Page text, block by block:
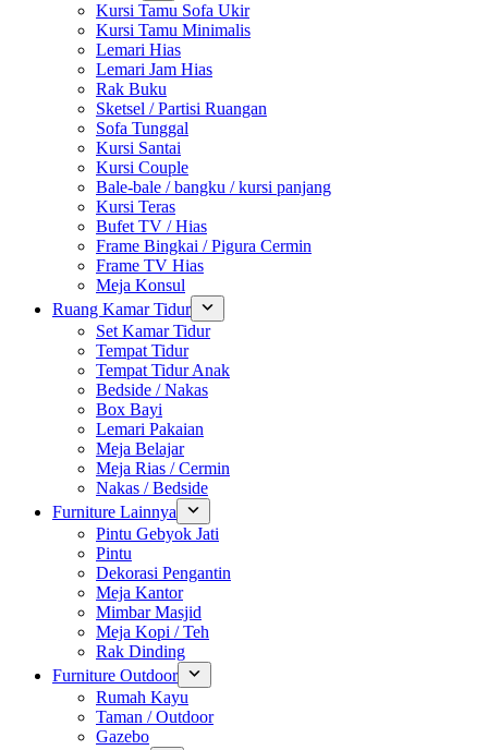
Kursi Tamu Sofa Ukir
Kursi Tamu Minimalis
Lemari Hias
Lemari Jam Hias
Rak Buku
Sketsel / Partisi Ruangan
Sofa Tunggal
Kursi Santai
Kursi Couple
Bale-bale / bangku / kursi panjang
Kursi Teras
Bufet TV / Hias
Frame Bingkai / Pigura Cermin
Frame TV Hias
Meja Konsul
Ruang Kamar Tidur
Set Kamar Tidur
Tempat Tidur
Tempat Tidur Anak
Bedside / Nakas
Box Bayi
Lemari Pakaian
Meja Belajar
Meja Rias / Cermin
Nakas / Bedside
Furniture Lainnya
Pintu Gebyok Jati
Pintu
Dekorasi Pengantin
Meja Kantor
Mimbar Masjid
Meja Kopi / Teh
Rak Dinding
Furniture Outdoor
Rumah Kayu
Taman / Outdoor
Gazebo